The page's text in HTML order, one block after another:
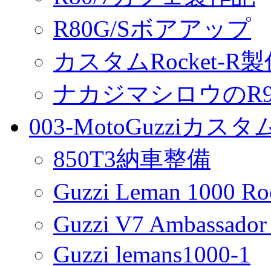
R80G/Sボアアップ
カスタムRocket-R
ナカジマシロウの
003-MotoGuzziカスタ
850T3納車整備
Guzzi Leman 1000
Guzzi V7
Guzzi lemans1000-1